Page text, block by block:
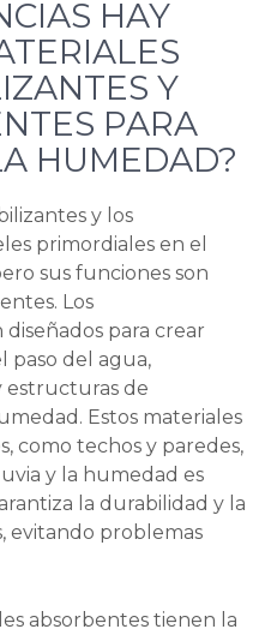
HAY
Y
PARA
HUMEDAD?
y los
primordiales en el
sus funciones son
Los
para crear
paso del agua,
estructuras de
Estos materiales
como techos y paredes,
y la humedad es
la durabilidad y la
evitando problemas
absorbentes tienen la